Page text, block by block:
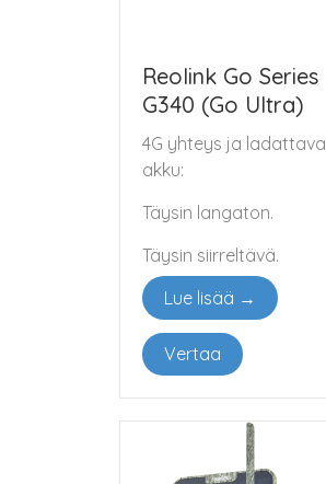
Reolink Go Series
G340 (Go Ultra)
4G yhteys ja ladattava
akku:
Täysin langaton.
Täysin siirreltävä.
Lue lisää →
Vertaa